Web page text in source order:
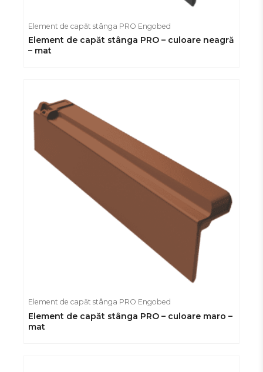
Element de capăt stânga PRO Engobed
Element de capăt stânga PRO – culoare neagră
– mat
Element de capăt stânga PRO Engobed
Element de capăt stânga PRO – culoare maro –
mat